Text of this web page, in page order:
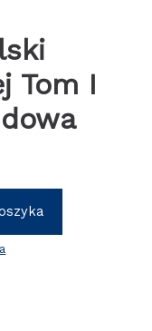
Tom I